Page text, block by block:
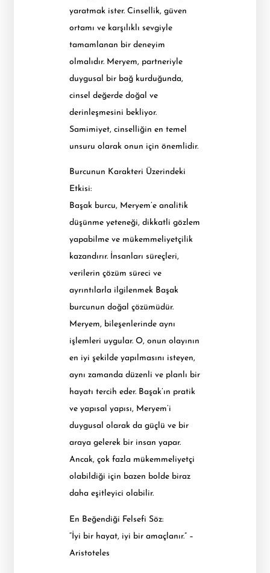
yaratmak ister. Cinsellik, güven
ortamı ve karşılıklı sevgiyle
tamamlanan bir deneyim
olmalıdır. Meryem, partneriyle
duygusal bir bağ kurduğunda,
cinsel değerde doğal ve
derinleşmesini bekliyor.
Samimiyet, cinselliğin en temel
unsuru olarak onun için önemlidir.
Burcunun Karakteri Üzerindeki
Etkisi:
Başak burcu, Meryem’e analitik
düşünme yeteneği, dikkatli gözlem
yapabilme ve mükemmeliyetçilik
kazandırır. İnsanları süreçleri,
verilerin çözüm süreci ve
ayrıntılarla ilgilenmek Başak
burcunun doğal çözümüdür.
Meryem, bileşenlerinde aynı
işlemleri uygular. O, onun olayının
en iyi şekilde yapılmasını isteyen,
aynı zamanda düzenli ve planlı bir
hayatı tercih eder. Başak’ın pratik
ve yapısal yapısı, Meryem’i
duygusal olarak da güçlü ve bir
araya gelerek bir insan yapar.
Ancak, çok fazla mükemmeliyetçi
olabildiği için bazen bolde biraz
daha eşitleyici olabilir.
En Beğendiği Felsefi Söz:
“İyi bir hayat, iyi bir amaçlanır.” –
Aristoteles